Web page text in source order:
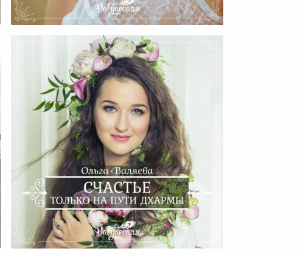
Женское Счастье
Счастье Только На Пути
Дхармы